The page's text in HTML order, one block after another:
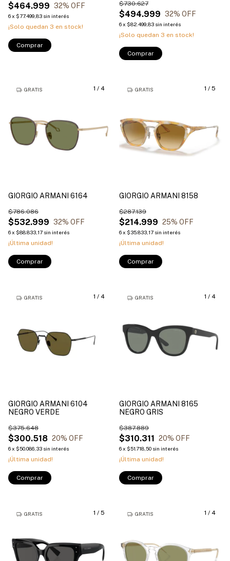
$464.999 32% OFF
6x $77.499,83 sin interés
¡Solo quedan 3 en stock!
Comprar
$494.999
$730.627
32% OFF
6x $82.499,83 sin interés
¡Solo quedan 3 en stock!
Comprar
1 / 4
GRATIS
GIORGIO ARMANI 6164
$532.999
$786.086
32% OFF
6x $88.833,17 sin interés
¡Última unidad!
Comprar
1 / 5
GRATIS
GIORGIO ARMANI 8158
$214.999
$287.139
25% OFF
6x $35.833,17 sin interés
¡Última unidad!
Comprar
1 / 4
GRATIS
GIORGIO ARMANI 6104
NEGRO VERDE
$300.518
$375.648
20% OFF
6x $50.086,33 sin interés
¡Última unidad!
Comprar
1 / 4
GRATIS
GIORGIO ARMANI 8165
NEGRO GRIS
$310.311
$387.889
20% OFF
6x $51.718,50 sin interés
¡Última unidad!
Comprar
1 / 5
GRATIS 1 / 4
GRATIS